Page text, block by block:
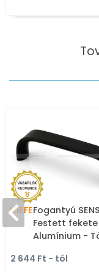
VIEFEFogantyú
Festett
Alumínium -
színes fém
2 644 Ft - tól